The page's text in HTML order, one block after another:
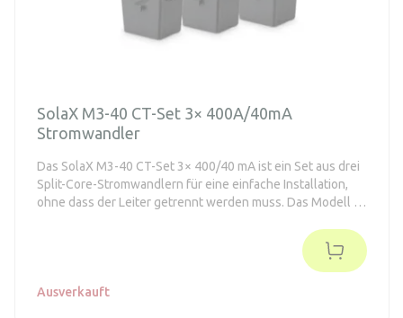
SolaX M3-40 CT-Set 3× 400A/40mA
Stromwandler
Das SolaX M3-40 CT-Set 3× 400/40 mA ist ein Set aus drei
Split-Core-Stromwandlern für eine einfache Installation,
ohne dass der Leiter getrennt werden muss. Das Modell ist
Sekundärausgang von 40 mA ausgelegt und mit den
Modellen M3-40 / M3-40-Dual / XHub kompatibel.
Ausverkauft